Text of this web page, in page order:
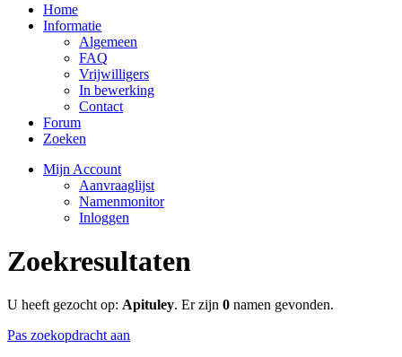
Home
Informatie
Algemeen
FAQ
Vrijwilligers
In bewerking
Contact
Forum
Zoeken
Mijn Account
Aanvraaglijst
Namenmonitor
Inloggen
Zoekresultaten
U heeft gezocht op: Apituley. Er zijn 0 namen gevonden.
Pas zoekopdracht aan